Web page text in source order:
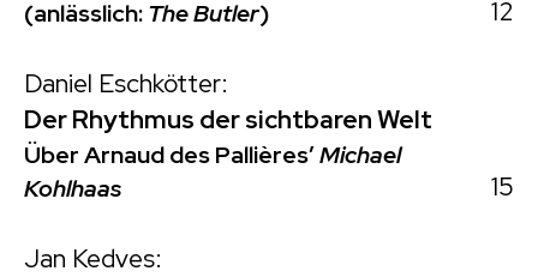
(anlässlich:The Butler) 12
Daniel Eschkötter:
Der Rhythmus der sichtbaren Welt
Über Arnaud des Pallières’Michael
Kohlhaas
15
Jan Kedves: